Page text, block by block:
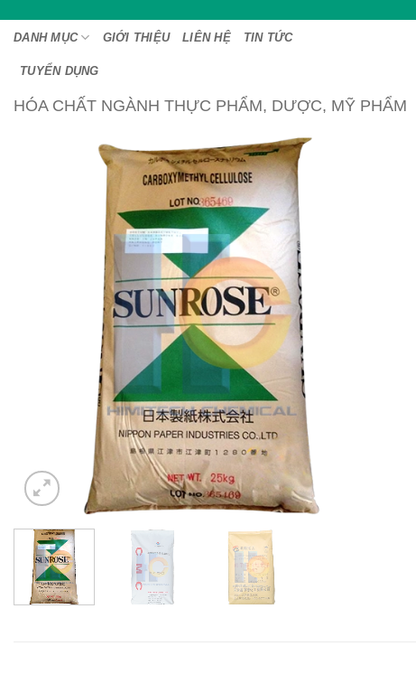
qua
dung
DANH MỤC GIỚI THIỆU LIÊN HỆ TIN TỨC
TUYỂN DỤNG
HÓA CHẤT NGÀNH THỰC PHẨM, DƯỢC, MỸ PHẨM